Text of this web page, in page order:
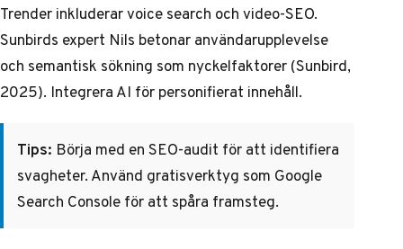
Trender inkluderar voice search och video-SEO.
Sunbirds expert Nils betonar användarupplevelse
och semantisk sökning som nyckelfaktorer (Sunbird,
2025). Integrera AI för personifierat innehåll.
Tips: Börja med en SEO-audit för att identifiera
svagheter. Använd gratisverktyg som Google
Search Console för att spåra framsteg.